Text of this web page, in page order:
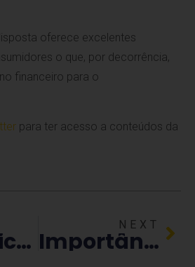
oferece excelentes
o que, por decorrência,
financeiro para o
para ter acesso a conteúdos da
Comunicação Interna: impactos e boas práticas para aplicar em sua empresa
NEXT
Importância da descrição de cargos para o processo de Recrutamento